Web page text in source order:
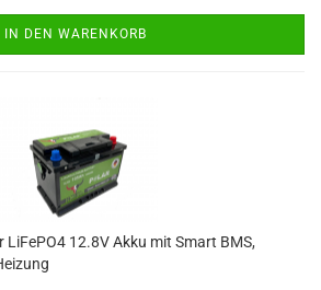
IN DEN WARENKORB
12.8V Akku mit Smart BMS,